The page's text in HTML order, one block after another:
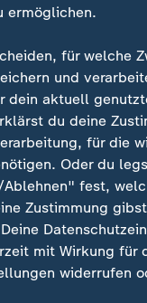
Videos
ermöglichen.
für welche
und
dein aktuell
du deine
für die
Oder du
fest,
Zustimmung
mit Wirkung für
widerrufen